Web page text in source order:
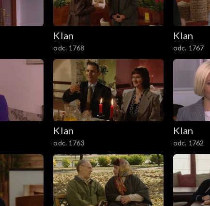
Klan
odc. 1768
Klan
odc. 1767
Klan
odc. 1763
Klan
odc. 1762